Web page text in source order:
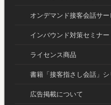
オンデマンド接客会話サー
インバウンド対策セミナ
ライセンス商品
書籍「接客指さし会話」シ
広告掲載について